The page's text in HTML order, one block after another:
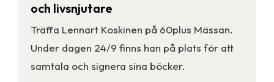
och livsnjutare
Träffa Lennart Koskinen på 60plus Mässan.
Under dagen 24/9 finns han på plats för att
samtala och signera sina böcker.